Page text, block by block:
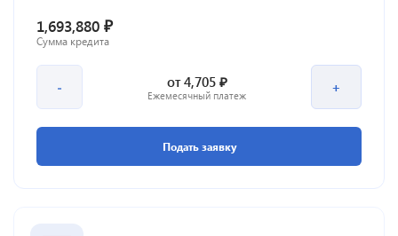
1,693,880 ₽
Сумма кредита
- от4,705 ₽
Ежемесячный платеж +
Подать заявку